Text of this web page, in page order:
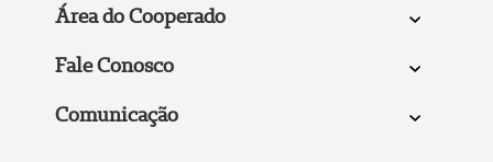
Área do Cooperado
Fale Conosco
Comunicação